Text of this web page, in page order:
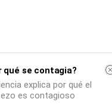
qué se contagia?
explica por qué el
es contagioso